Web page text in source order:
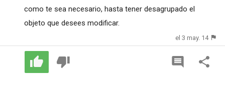
como te sea necesario, hasta tener desagrupado el
objeto que desees modificar.
el 3 may. 14